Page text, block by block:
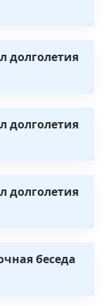
долголетия
долголетия
долголетия
беседа